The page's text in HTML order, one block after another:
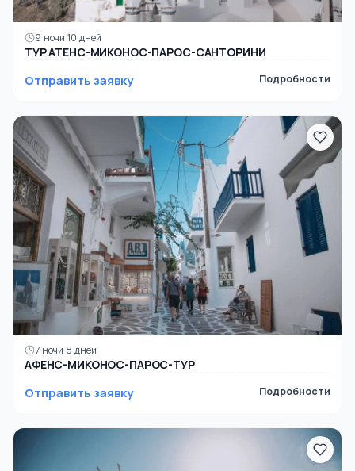
9 ночи 10 дней
ТУР АТЕНС-МИКОНОС-ПАРОС-САНТОРИНИ
Отправить заявку Подробности
7 ночи 8 дней
АФЕНС-МИКОНОС-ПАРОС-ТУР
Отправить заявку Подробности